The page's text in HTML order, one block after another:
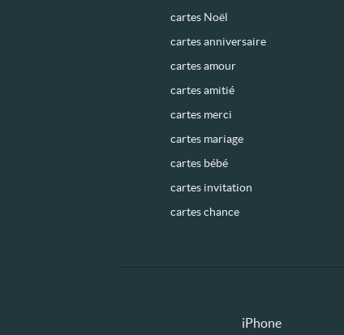
cartes Noël
cartes anniversaire
cartes amour
cartes amitié
cartes merci
cartes mariage
cartes bébé
cartes invitation
cartes chance
iPhone